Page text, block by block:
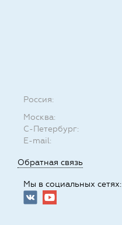
Россия:
Москва:
С-Петербург:
E-mail:
Обратная связь
Мы в социальных сетях: